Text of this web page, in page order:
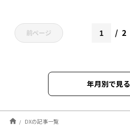
前ページ 2
年月別で見る
2023年12月
DXの記事一覧